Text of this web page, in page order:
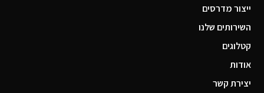
ייצור מדרסים
השירותים שלנו
קטלוגים
אודות
יצירת קשר